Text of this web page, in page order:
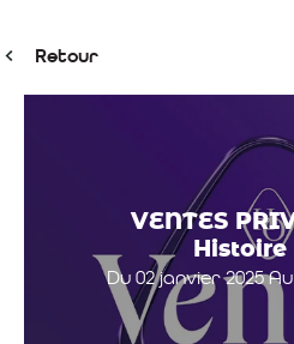
Retour
VENTES
Histoire
Du 02 janvier 2025